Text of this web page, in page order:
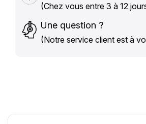
(Chez vous entre 3 à 12
Une question ?
(Notre service client est à